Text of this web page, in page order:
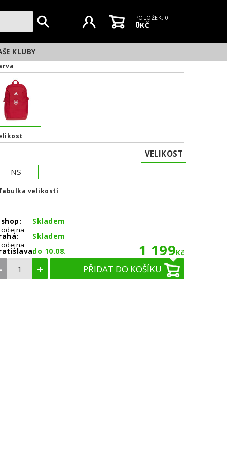
Uživatelský účet
KošíkPOLOŽEK: 0
0KČ
KLUBY
VELIKOST
NS
velikostí
shop:
Skladem
Skladem
do 10.08. 1 199Kč
+ PŘIDAT DO KOŠÍKU